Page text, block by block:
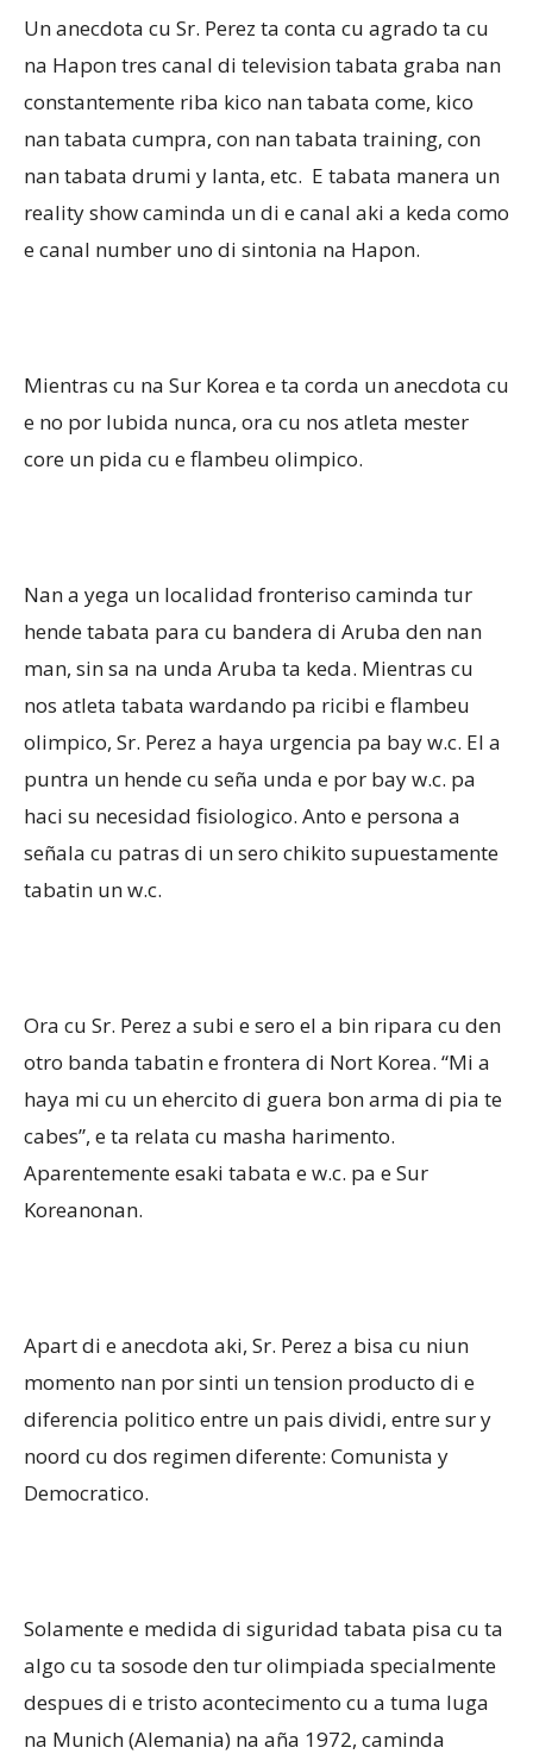
Un anecdota cu Sr. Perez ta conta cu agrado ta cu
na Hapon tres canal di television tabata graba nan
constantemente riba kico nan tabata come, kico
nan tabata cumpra, con nan tabata training, con
nan tabata drumi y lanta, etc. E tabata manera un
reality show caminda un di e canal aki a keda como
e canal number uno di sintonia na Hapon.
Mientras cu na Sur Korea e ta corda un anecdota cu
e no por lubida nunca, ora cu nos atleta mester
core un pida cu e flambeu olimpico.
Nan a yega un localidad fronteriso caminda tur
hende tabata para cu bandera di Aruba den nan
man, sin sa na unda Aruba ta keda. Mientras cu
nos atleta tabata wardando pa ricibi e flambeu
olimpico, Sr. Perez a haya urgencia pa bay w.c. El a
puntra un hende cu seña unda e por bay w.c. pa
haci su necesidad fisiologico. Anto e persona a
señala cu patras di un sero chikito supuestamente
tabatin un w.c.
Ora cu Sr. Perez a subi e sero el a bin ripara cu den
otro banda tabatin e frontera di Nort Korea. “Mi a
haya mi cu un ehercito di guera bon arma di pia te
cabes”, e ta relata cu masha harimento.
Aparentemente esaki tabata e w.c. pa e Sur
Koreanonan.
Apart di e anecdota aki, Sr. Perez a bisa cu niun
momento nan por sinti un tension producto di e
diferencia politico entre un pais dividi, entre sur y
noord cu dos regimen diferente: Comunista y
Democratico.
Solamente e medida di siguridad tabata pisa cu ta
algo cu ta sosode den tur olimpiada specialmente
despues di e tristo acontecimento cu a tuma luga
na Munich (Alemania) na aña 1972, caminda